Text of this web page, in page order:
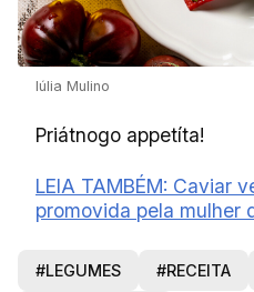
Iúlia Mulino
Priátnogo appetíta!
LEIA TAMBÉM: Caviar
promovida pela mulher
#LEGUMES #RECEITA